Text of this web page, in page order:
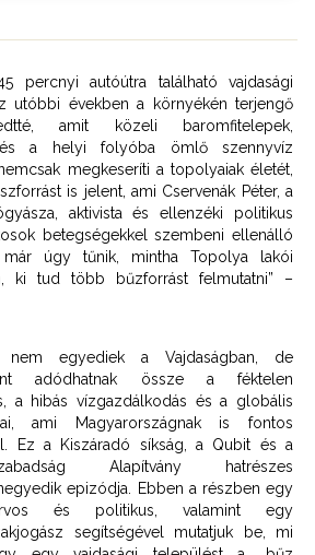
percnyi autóútra található vajdasági
utóbbi években a környékén terjengő
amit közeli baromfitelepek,
és a helyi folyóba ömlő szennyvíz
megkeseríti a topolyaiak életét,
is jelent, ami Cservenák Péter, a
aktivista és ellenzéki politikus
betegségekkel szembeni ellenálló
már úgy tűnik, mintha Topolya lakói
ki tud több bűzforrást felmutatni” –
nem egyediek a Vajdaságban, de
adódhatnak össze a féktelen
a hibás vízgazdálkodás és a globális
ami Magyarországnak is fontos
Ez a Kiszáradó síkság, a Qubit és a
Alapítvány hatrészes
epizódja. Ebben a részben egy
és politikus, valamint egy
segítségével mutatjuk be, mi